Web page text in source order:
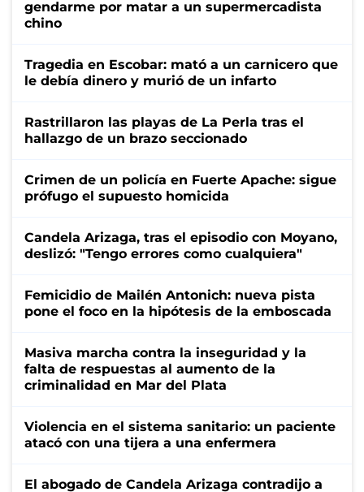
gendarme por matar a un supermercadista
chino
Tragedia en Escobar: mató a un carnicero que
le debía dinero y murió de un infarto
Rastrillaron las playas de La Perla tras el
hallazgo de un brazo seccionado
Crimen de un policía en Fuerte Apache: sigue
prófugo el supuesto homicida
Candela Arizaga, tras el episodio con Moyano,
deslizó: "Tengo errores como cualquiera"
Femicidio de Mailén Antonich: nueva pista
pone el foco en la hipótesis de la emboscada
Masiva marcha contra la inseguridad y la
falta de respuestas al aumento de la
criminalidad en Mar del Plata
Violencia en el sistema sanitario: un paciente
atacó con una tijera a una enfermera
El abogado de Candela Arizaga contradijo a